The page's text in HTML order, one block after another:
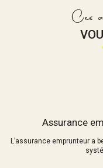
Ces
Assurance
L’assurance emprunteur a